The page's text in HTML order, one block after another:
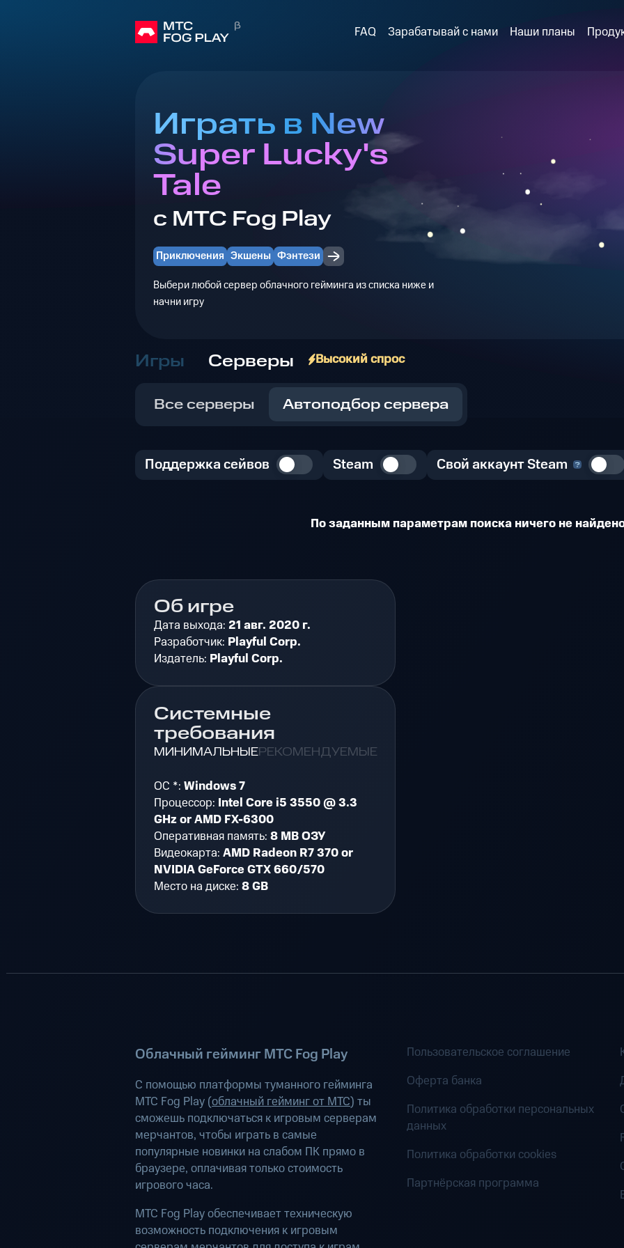
FAQ Зарабатывай с нами Наши планы
Играть в New
Super Lucky's
Tale
с МТС Fog Play
Приключения Экшены Фэнтези
Выбери любой сервер облачного гейминга из списка ниже и
начни игру
Игры Серверы Высокий спрос
Все серверы Автоподбор сервера
Поддержка сейвов Steam Свой аккаунт Steam
По заданным параметрам поиска ничего не
Об игре
Дата выхода: 21 авг. 2020 г.
Разработчик: Playful Corp.
Издатель: Playful Corp.
Системные
требования
МИНИМАЛЬНЫЕРЕКОМЕНДУЕМЫЕ
ОС *: Windows 7
Процессор: Intel Core i5 3550 @ 3.3
GHz or AMD FX-6300
Оперативная память: 8 MB ОЗУ
Видеокарта: AMD Radeon R7 370 or
NVIDIA GeForce GTX 660/570
Место на диске: 8 GB
Облачный гейминг МТС Fog Play
С помощью платформы туманного гейминга
МТС Fog Play (облачный гейминг от МТС) ты
сможешь подключаться к игровым серверам
мерчантов, чтобы играть в самые
популярные новинки на слабом ПК прямо в
браузере, оплачивая только стоимость
игрового часа.
МТС Fog Play обеспечивает техническую
возможность подключения к игровым
Пользовательское соглашение
Оферта банка
Политика обработки персональных
данных
Политика обработки cookies
Партнёрская программа